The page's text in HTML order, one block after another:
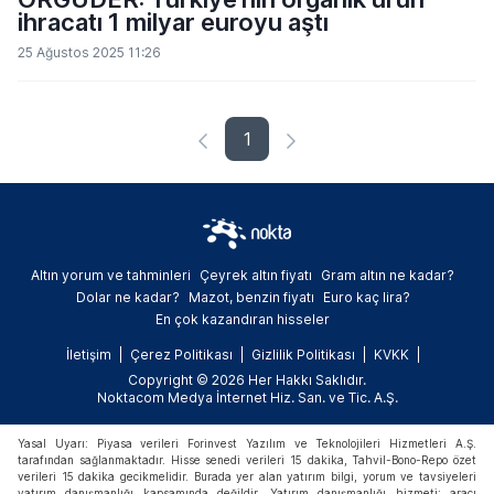
ihracatı 1 milyar euroyu aştı
25 Ağustos 2025 11:26
1
Altın yorum ve tahminleri Çeyrek altın fiyatı
Gram altın ne kadar?
Dolar ne kadar?
Mazot, benzin fiyatı
Euro kaç lira?
En çok kazandıran hisseler
İletişim Çerez Politikası Gizlilik Politikası
KVKK
Copyright © 2026 Her Hakkı Saklıdır.
Noktacom Medya İnternet Hiz. San. ve Tic. A.Ş.
Yasal Uyarı: Piyasa verileri Forinvest Yazılım ve Teknolojileri Hizmetleri A.Ş.
tarafından sağlanmaktadır. Hisse senedi verileri 15 dakika, Tahvil-Bono-Repo özet
verileri 15 dakika gecikmelidir. Burada yer alan yatırım bilgi, yorum ve tavsiyeleri